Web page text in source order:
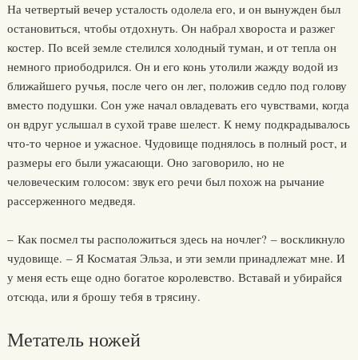
На четвертый вечер усталость одолела его, и он вынужден был
остановиться, чтобы отдохнуть. Он набрал хвороста и разжег
костер. По всей земле стелился холодный туман, и от тепла он
немного приободрился. Он и его конь утолили жажду водой из
ближайшего ручья, после чего он лег, положив седло под голову
вместо подушки. Сон уже начал овладевать его чувствами, когда
он вдруг услышал в сухой траве шелест. К нему подкрадывалось
что-то черное и ужасное. Чудовище поднялось в полный рост, и
размеры его были ужасающи. Оно заговорило, но не
человеческим голосом: звук его речи был похож на рычание
рассерженного медведя.
– Как посмел ты расположиться здесь на ночлег? – воскликнуло
чудовище. – Я Косматая Эльза, и эти земли принадлежат мне. И
у меня есть еще одно богатое королевство. Вставай и убирайся
отсюда, или я брошу тебя в трясину.
Метатель ножей